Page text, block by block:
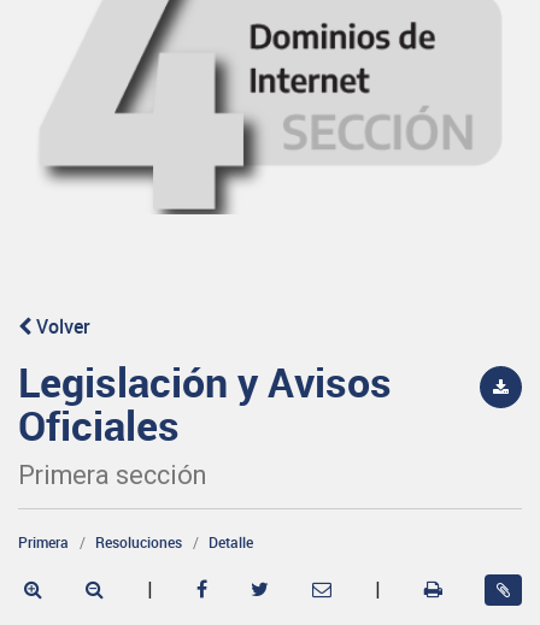
Volver
Legislación y Avisos
Oficiales
Primera sección
Primera Resoluciones Detalle
| |